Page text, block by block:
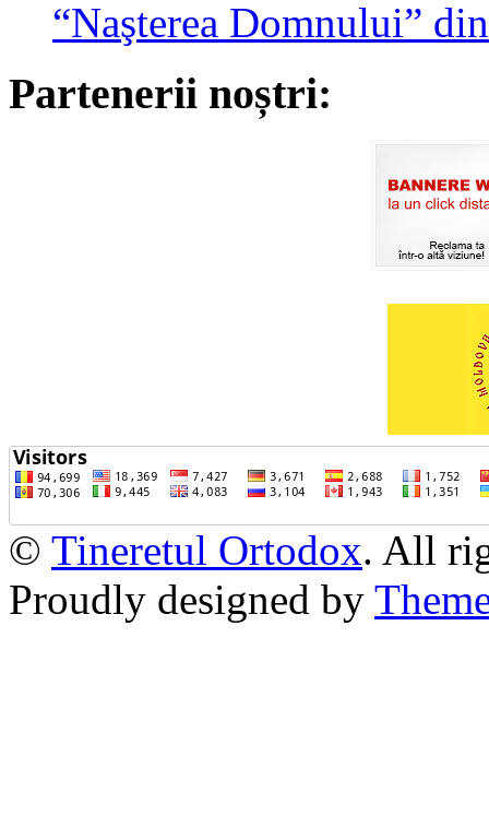
“Naşterea Domnului”
Partenerii noștri:
© Tineretul Ortodox. All
Proudly designed by